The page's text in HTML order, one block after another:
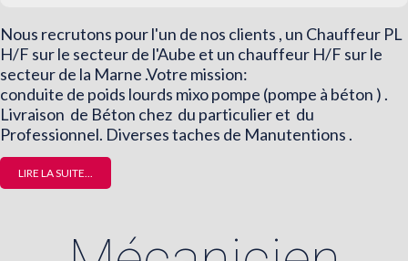
Nous recrutons pour l'un de nos clients , un Chauffeur PL
H/F sur le secteur de l'Aube et un chauffeur H/F sur le
secteur de la Marne .Votre mission:
conduite de poids lourds mixo pompe (pompe à béton ) .
Livraison de Béton chez du particulier et du
Professionnel. Diverses taches de Manutentions .
LIRE LA SUITE...